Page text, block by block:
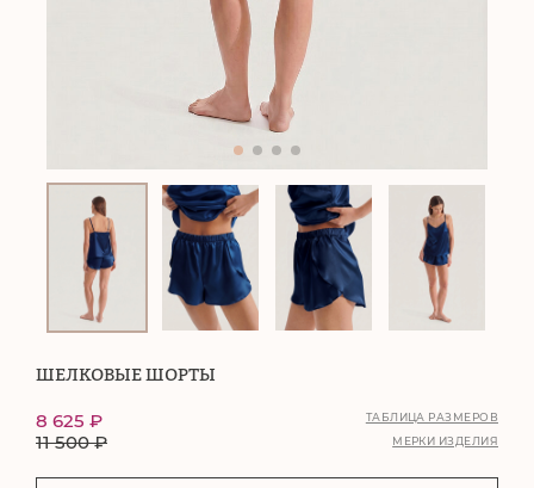
ШЕЛКОВЫЕ ШОРТЫ
11 500₽
8 625 ₽
ТАБЛИЦА РАЗМЕРОВ
МЕРКИ ИЗДЕЛИЯ